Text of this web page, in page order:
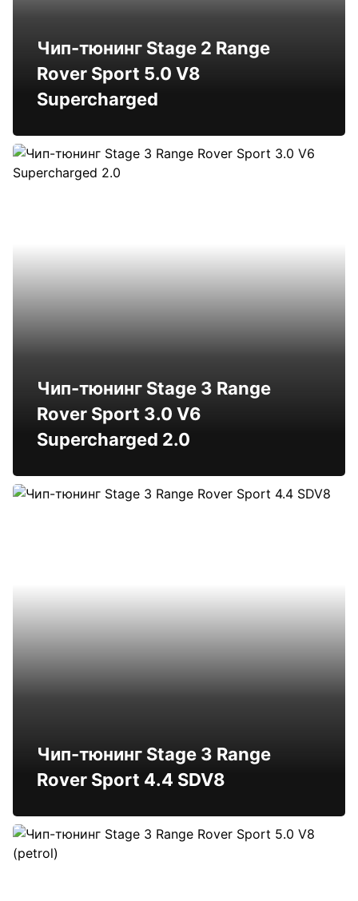
Чип-тюнинг Stage 2 Range
Rover Sport 5.0 V8
Supercharged
Чип-тюнинг Stage 3 Range
Rover Sport 3.0 V6
Supercharged 2.0
Чип-тюнинг Stage 3 Range
Rover Sport 4.4 SDV8